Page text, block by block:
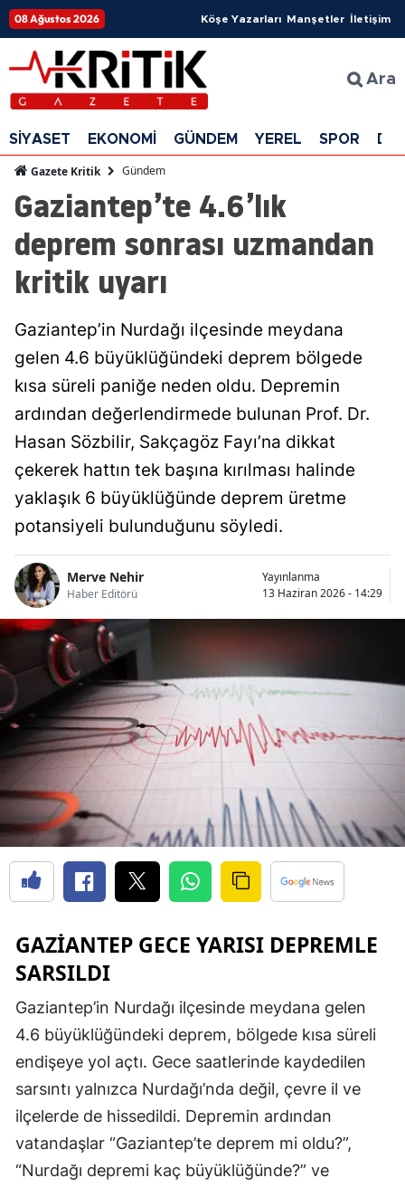
08 Ağustos 2026 Köşe Yazarları Manşetler İletişim
Ara
SİYASET EKONOMİ GÜNDEM YEREL SPOR
Gazete Kritik Gündem
Gaziantep’te 4.6’lık
deprem sonrası uzmandan
kritik uyarı
Gaziantep’in Nurdağı ilçesinde meydana
gelen 4.6 büyüklüğündeki deprem bölgede
kısa süreli paniğe neden oldu. Depremin
ardından değerlendirmede bulunan Prof. Dr.
Hasan Sözbilir, Sakçagöz Fayı’na dikkat
çekerek hattın tek başına kırılması halinde
yaklaşık 6 büyüklüğünde deprem üretme
potansiyeli bulunduğunu söyledi.
Merve Nehir
Haber Editörü
Yayınlanma
13 Haziran 2026 - 14:29
GAZIANTEP GECE YARISI DEPREMLE
SARSILDI
Gaziantep’in Nurdağı ilçesinde meydana gelen
4.6 büyüklüğündeki deprem, bölgede kısa süreli
endişeye yol açtı. Gece saatlerinde kaydedilen
sarsıntı yalnızca Nurdağı’nda değil, çevre il ve
ilçelerde de hissedildi. Depremin ardından
vatandaşlar “Gaziantep’te deprem mi oldu?”,
“Nurdağı depremi kaç büyüklüğünde?” ve